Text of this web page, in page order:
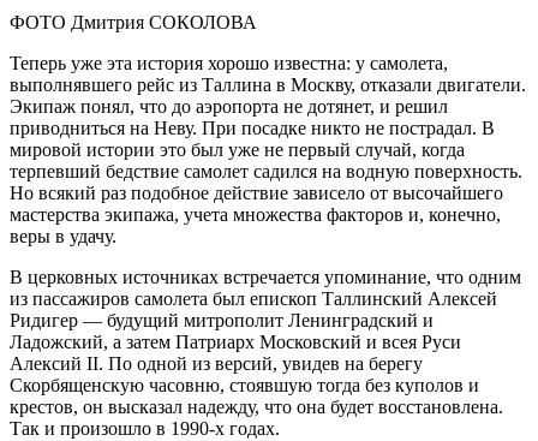
ФОТО Дмитрия СОКОЛОВА
Теперь уже эта история хорошо известна: у самолета,
выполнявшего рейс из Таллина в Москву, отказали двигатели.
Экипаж понял, что до аэропорта не дотянет, и решил
приводниться на Неву. При посадке никто не пострадал. В
мировой истории это был уже не первый случай, когда
терпевший бедствие самолет садился на водную поверхность.
Но всякий раз подобное действие зависело от высочайшего
мастерства экипажа, учета множества факторов и, конечно,
веры в удачу.
В церковных источниках встречается упоминание, что одним
из пассажиров самолета был епископ Таллинский Алексей
Ридигер — будущий митрополит Ленинградский и
Ладожский, а затем Патриарх Московский и всея Руси
Алексий II. По одной из версий, увидев на берегу
Скорбященскую часовню, стоявшую тогда без куполов и
крестов, он высказал надежду, что она будет восстановлена.
Так и произошло в 1990‑х годах.